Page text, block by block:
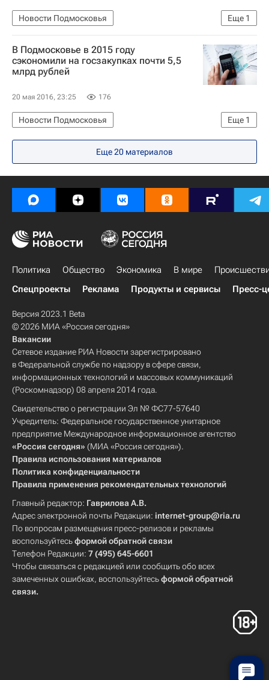
Еще 1
Новости Подмосковья
Московская область (Подмосковье)
В Подмосковье в 2015 году
сэкономили на госзакупках почти 5,5
млрд рублей
20 мая 2016, 23:25 176
Еще 1
Новости Подмосковья
Московская область (Подмосковье)
Еще 20 материалов
Политика Общество Экономика В мире
Спецпроекты
Реклама Продукты и сервисы Пресс-
Версия 2023.1 Beta
© 2026 МИА «Россия сегодня»
Вакансии
Сетевое издание РИА Новости зарегистрировано
в Федеральной службе по надзору в сфере связи,
информационных технологий и массовых коммуникаций
(Роскомнадзор) 08 апреля 2014 года.
Свидетельство о регистрации Эл № ФС77-57640
Учредитель: Федеральное государственное унитарное
предприятие Международное информационное агентство
«Россия сегодня» (МИА «Россия сегодня»).
Правила использования материалов
Политика конфиденциальности
Правила применения рекомендательных технологий
Главный редактор: Гаврилова А.В.
Адрес электронной почты Редакции: internet-group@ria.ru
По вопросам размещения пресс-релизов и рекламы
воспользуйтесьформой обратной связи
Телефон Редакции: 7 (495) 645-6601
Чтобы связаться с редакцией или сообщить обо всех
замеченных ошибках, воспользуйтесьформой обратной
связи.